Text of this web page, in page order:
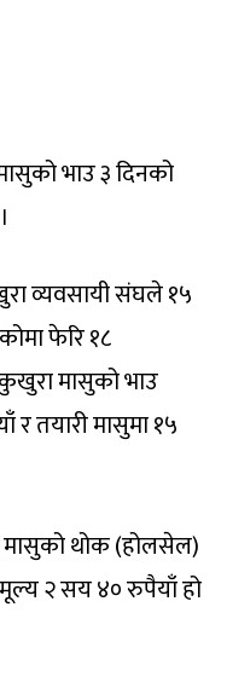
भाउ ३ दिनको
व्यवसायी संघले १५
फेरि १८
मासुको भाउ
र तयारी मासुमा १५
थोक (होलसेल)
२ सय ४० रुपैयाँ हो